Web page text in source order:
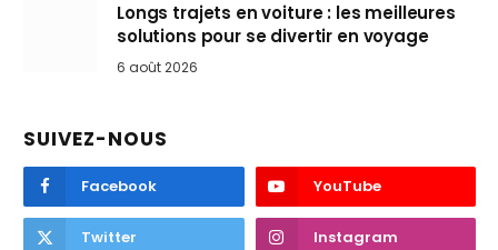
Longs trajets en voiture : les meilleures
solutions pour se divertir en voyage
6 août 2026
SUIVEZ-NOUS
Facebook YouTube
Twitter Instagram